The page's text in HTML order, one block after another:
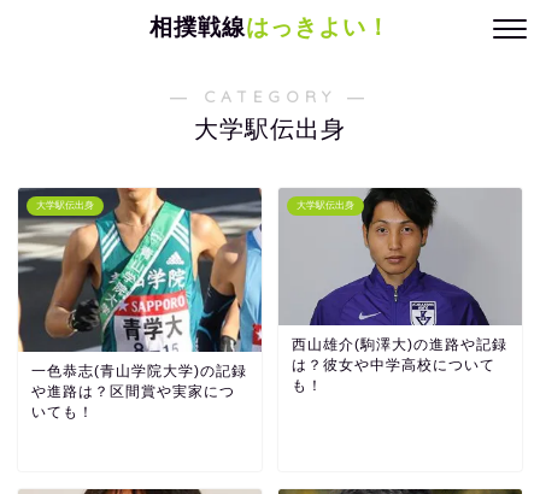
相撲戦線はっきよい！
― CATEGORY ―
大学駅伝出身
大学駅伝出身
一色恭志(青山学院大学)の記録
や進路は？区間賞や実家につ
いても！
大学駅伝出身
西山雄介(駒澤大)の進路や記録
は？彼女や中学高校について
も！